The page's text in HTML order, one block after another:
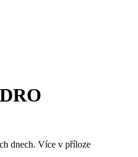
dnech. Více v příloze